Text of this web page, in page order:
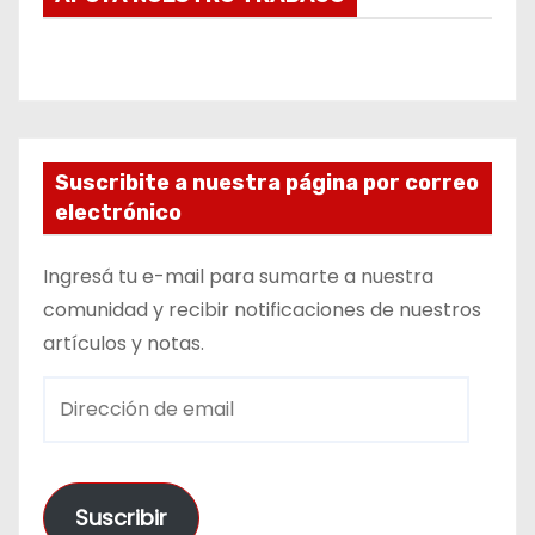
Suscribite a nuestra página por correo
electrónico
Ingresá tu e-mail para sumarte a nuestra
comunidad y recibir notificaciones de nuestros
artículos y notas.
e
c
Suscribir